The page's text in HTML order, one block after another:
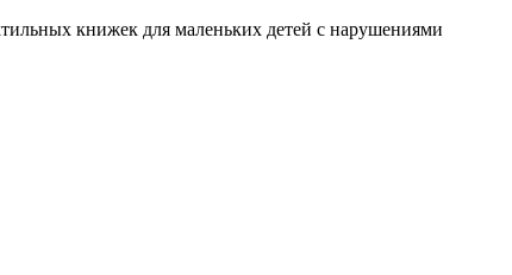
книжек для маленьких детей с нарушениями